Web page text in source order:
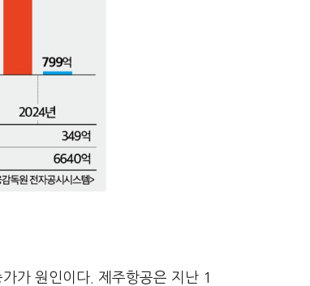
가 원인이다. 제주항공은 지난 1